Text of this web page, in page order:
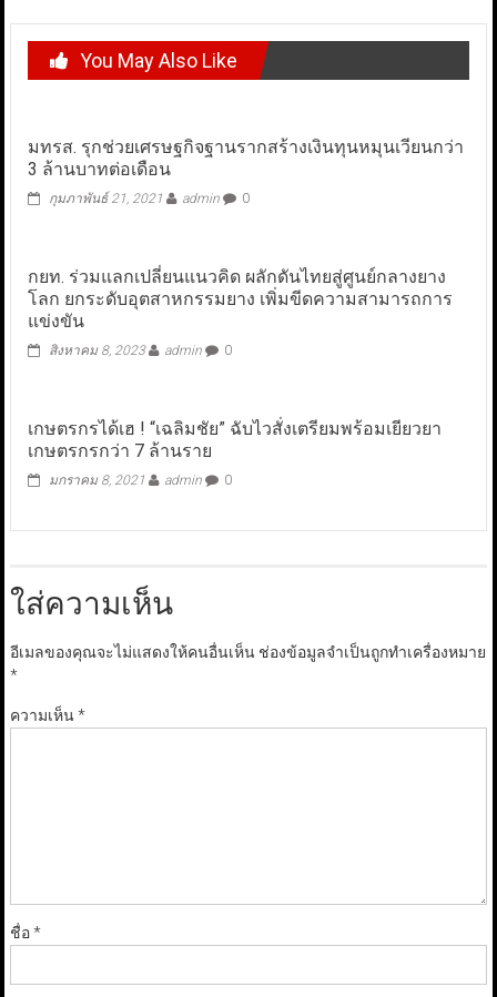
You May Also Like
มทรส. รุกช่วยเศรษฐกิจฐานรากสร้างเงินทุนหมุนเวียนกว่า
3 ล้านบาทต่อเดือน
กุมภาพันธ์ 21, 2021 admin 0
กยท. ร่วมแลกเปลี่ยนแนวคิด ผลักดันไทยสู่ศูนย์กลางยาง
โลก ยกระดับอุตสาหกรรมยาง เพิ่มขีดความสามารถการ
แข่งขัน
สิงหาคม 8, 2023 admin 0
เกษตรกรได้เฮ ! “เฉลิมชัย” ฉับไวสั่งเตรียมพร้อมเยียวยา
เกษตรกรกว่า 7 ล้านราย
มกราคม 8, 2021 admin 0
ใส่ความเห็น
อีเมลของคุณจะไม่แสดงให้คนอื่นเห็น ช่องข้อมูลจำเป็นถูกทำเครื่องหมาย
*
ความเห็น*
ชื่อ*